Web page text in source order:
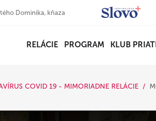
Dominika, kňaza
RELÁCIE PROGRAM KLUB
COVID 19 - MIMORIADNE RELÁCIE